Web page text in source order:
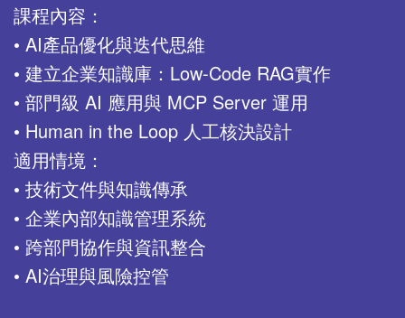
課程內容：
• AI產品優化與迭代思維
• 建立企業知識庫：Low-Code RAG實作
• 部門級 AI 應用與 MCP Server 運用
• Human in the Loop 人工核決設計
適用情境：
• 技術文件與知識傳承
• 企業內部知識管理系統
• 跨部門協作與資訊整合
• AI治理與風險控管